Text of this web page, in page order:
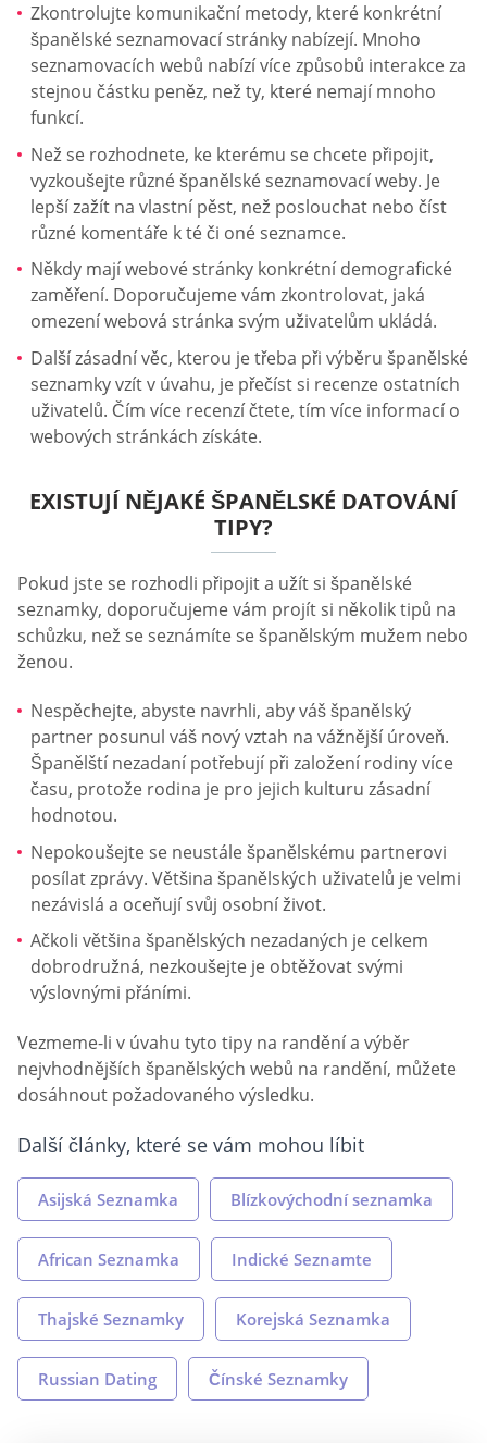
Zkontrolujte komunikační metody, které konkrétní
španělské seznamovací stránky nabízejí. Mnoho
seznamovacích webů nabízí více způsobů interakce za
stejnou částku peněz, než ty, které nemají mnoho
funkcí.
Než se rozhodnete, ke kterému se chcete připojit,
vyzkoušejte různé španělské seznamovací weby. Je
lepší zažít na vlastní pěst, než poslouchat nebo číst
různé komentáře k té či oné seznamce.
Někdy mají webové stránky konkrétní demografické
zaměření. Doporučujeme vám zkontrolovat, jaká
omezení webová stránka svým uživatelům ukládá.
Další zásadní věc, kterou je třeba při výběru španělské
seznamky vzít v úvahu, je přečíst si recenze ostatních
uživatelů. Čím více recenzí čtete, tím více informací o
webových stránkách získáte.
EXISTUJÍ NĚJAKÉ ŠPANĚLSKÉ DATOVÁNÍ
TIPY?
Pokud jste se rozhodli připojit a užít si španělské
seznamky, doporučujeme vám projít si několik tipů na
schůzku, než se seznámíte se španělským mužem nebo
ženou.
Nespěchejte, abyste navrhli, aby váš španělský
partner posunul váš nový vztah na vážnější úroveň.
Španělští nezadaní potřebují při založení rodiny více
času, protože rodina je pro jejich kulturu zásadní
hodnotou.
Nepokoušejte se neustále španělskému partnerovi
posílat zprávy. Většina španělských uživatelů je velmi
nezávislá a oceňují svůj osobní život.
Ačkoli většina španělských nezadaných je celkem
dobrodružná, nezkoušejte je obtěžovat svými
výslovnými přáními.
Vezmeme-li v úvahu tyto tipy na randění a výběr
nejvhodnějších španělských webů na randění, můžete
dosáhnout požadovaného výsledku.
Další články, které se vám mohou líbit
Asijská Seznamka Blízkovýchodní seznamka
African Seznamka Indické Seznamte
Thajské Seznamky Korejská Seznamka
Russian Dating Čínské Seznamky